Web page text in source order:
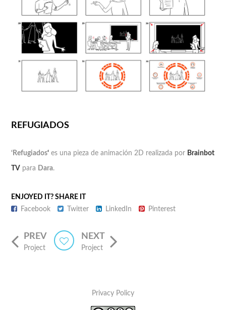
REFUGIADOS
‘Refugiados‘ es una pieza de animación 2D realizada por Brainbot
TV para Dara.
ENJOYED IT? SHARE IT
Facebook
Twitter LinkedIn Pinterest
PREV
Project
NEXT
Project
Privacy Policy